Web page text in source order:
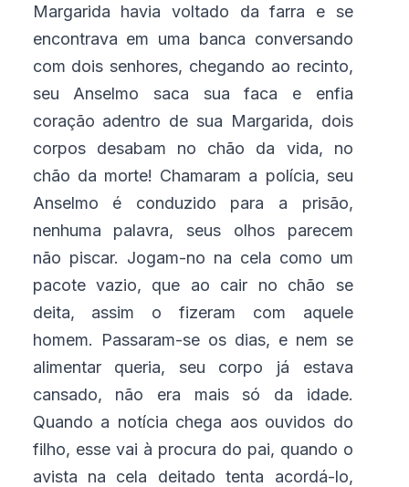
Margarida havia voltado da farra e se
encontrava em uma banca conversando
com dois senhores, chegando ao recinto,
seu Anselmo saca sua faca e enfia
coração adentro de sua Margarida, dois
corpos desabam no chão da vida, no
chão da morte! Chamaram a polícia, seu
Anselmo é conduzido para a prisão,
nenhuma palavra, seus olhos parecem
não piscar. Jogam-no na cela como um
pacote vazio, que ao cair no chão se
deita, assim o fizeram com aquele
homem. Passaram-se os dias, e nem se
alimentar queria, seu corpo já estava
cansado, não era mais só da idade.
Quando a notícia chega aos ouvidos do
filho, esse vai à procura do pai, quando o
avista na cela deitado tenta acordá-lo,